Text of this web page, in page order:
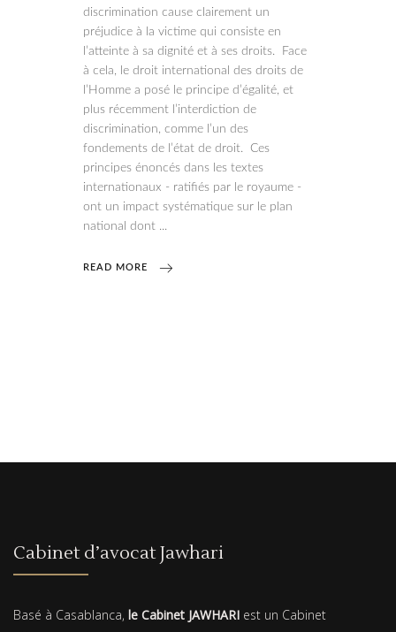
discrimination cause clairement un
préjudice à la victime qui consiste en
l’atteinte à sa dignité et à ses droits. Face
à cela, le droit international des droits de
l’Homme a posé le principe d’égalité, et
plus récemment l’interdiction de
discrimination, comme l’un des
fondements de l’état de droit. Ces
principes énoncés dans les textes
internationaux - ratifiés par le royaume -
ont un impact systématique sur le plan
national dont
READ MORE
Cabinet d’avocat Jawhari
Basé à Casablanca, le Cabinet JAWHARI est un Cabinet